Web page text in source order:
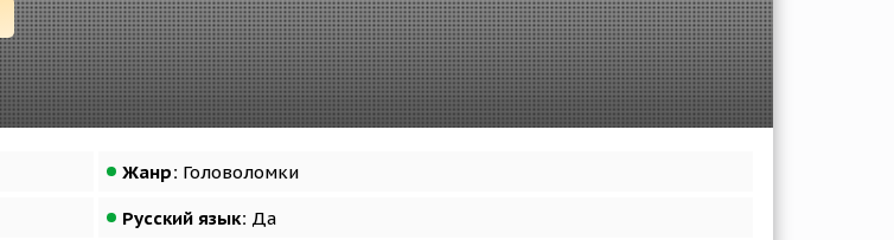
Жанр: Головоломки
Русский язык: Да